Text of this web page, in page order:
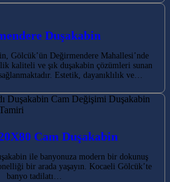
Duşakabin
Gölcük’ün Değirmendere Mahallesi’nde
kaliteli ve şık duşakabin çözümleri sunan
Estetik, dayanıklılık ve…
Cam Duşakabin
ile banyonuza modern bir dokunuş
bir arada yaşayın. Kocaeli Gölcük’te
banyo tadilatı…